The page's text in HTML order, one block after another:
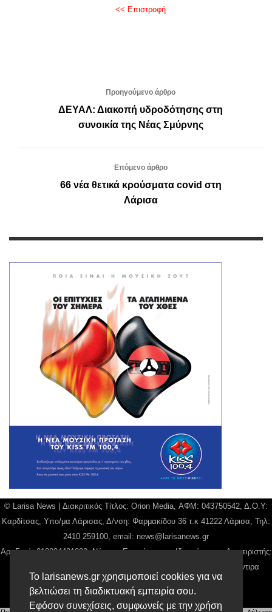
Το larisanews.gr χρησιμοποιεί cookies για να
βελτιώσει τη διαδικτυακή εμπειρία σου.
Εφόσον συνεχίσεις, συμφωνείς με την χρήση
<< Επιστροφή
Προηγούμενο άρθρο
ΔΕΥΑΛ: Διακοπή υδροδότησης στη
συνοικία της Νέας Σμύρνης
Επόμενο άρθρο
66 νέα θετικά κρούσματα covid στη
Λάρισα
© Larisa News | Διακριτικός Τίτλος: Orion Media, ΑΦΜ: 043750542, Δ.Ο.Υ:
Καρδίτσας, Υπο/μα Λάρισας, Δ/νση: Φαρμακίδου 36 τ.κ 41222 Λάρισα, Τηλ:
2410 259100, email: news@larisanews.gr
Αρ. Γεμή: 018804431000, Νόμιμος Εκπρόσωπος, Ιδιοκτήτης και Διαχειριστής:
Παναγιώτης Φιλίππου, Διευθύντρια: Γιαννουσά Βασιλική, Διευθύντιρα
Σύνταξης: Μπαλαμπάνη Βασιλική.
Δικαιούχος domain name Παναγιώτης Φιλίππου